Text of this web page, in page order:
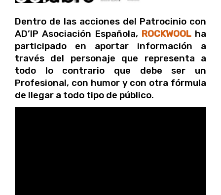
Dentro de las acciones del Patrocinio con
AD’IP Asociación Española, ROCKWOOL ha
participado en aportar información a
través del personaje que representa a
todo lo contrario que debe ser un
Profesional, con humor y con otra fórmula
de llegar a todo tipo de público.